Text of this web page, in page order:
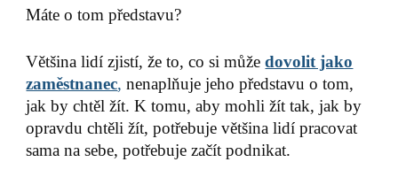
Máte o tom představu?
Většina lidí zjistí, že to, co si můžedovolit jako
zaměstnanec, nenaplňuje jeho představu o tom,
jak by chtěl žít. K tomu, aby mohli žít tak, jak by
opravdu chtěli žít, potřebuje většina lidí pracovat
sama na sebe, potřebuje začít podnikat.